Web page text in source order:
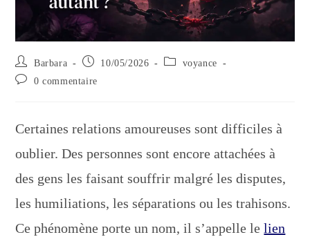
Auteur/autrice
de
la
Barbara
Publication
10/05/2026
Post
voyance
Commentaires
0 commentaire
Certaines relations amoureuses sont difficiles à
oublier. Des personnes sont encore attachées à
des gens les faisant souffrir malgré les disputes,
les humiliations, les séparations ou les trahisons.
Ce phénomène porte un nom, il s’appelle lelien